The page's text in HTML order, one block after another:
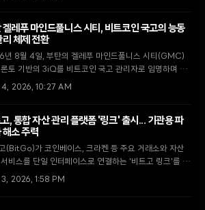
겔레푸 마인드풀니스 시티, 비트코인 국고의 능동
리 체제 전환
8월 4일, 부탄의 겔레푸 마인드풀니스 시티(GMC)
론토 기반의 3iQ를 비트코인 국고 관리자로 임명하며 단
유에서 능동적 운용으로 전략을 전환했다. 이는 국왕의 1
2026, 10:27 AM
, 통합 자산 관리 플랫폼 '링크' 출시... 기관용 파
해소 주력
(BitGo)가 코인베이스, 크라켄 등 주요 거래소와 자산
비스를 단일 인터페이스로 연결하는 '비트고 링크'를 출
. 2026년 기관 투자자의 73%가 가상자산 비중 확대를
2026, 1:58 PM